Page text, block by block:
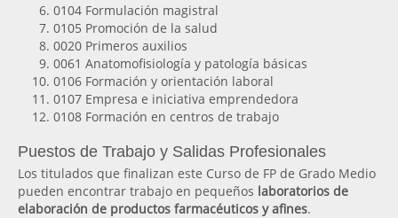
0104 Formulación magistral
0105 Promoción de la salud
0020 Primeros auxilios
0061 Anatomofisiología y patología básicas
0106 Formación y orientación laboral
0107 Empresa e iniciativa emprendedora
0108 Formación en centros de trabajo
Puestos de Trabajo y Salidas Profesionales
Los titulados que finalizan este Curso de FP de Grado Medio
pueden encontrar trabajo en pequeños laboratorios de
elaboración de productos farmacéuticos y afines.